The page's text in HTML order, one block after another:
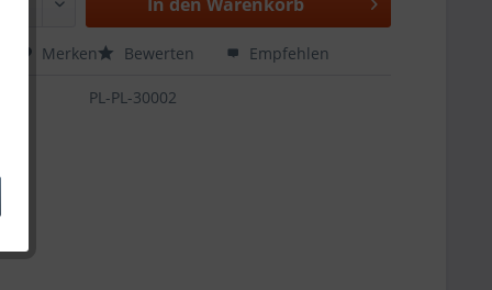
Merken Bewerten Empfehlen
PL-PL-30002